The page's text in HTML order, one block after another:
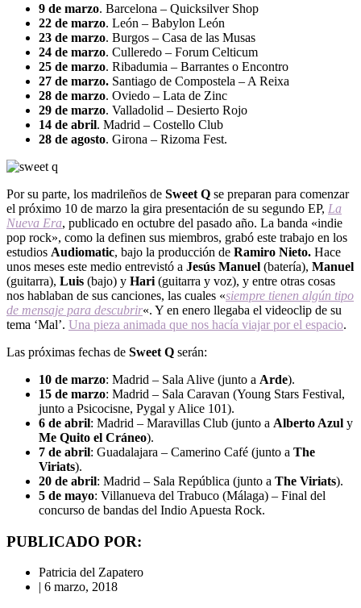
9 de marzo. Barcelona – Quicksilver Shop
22 de marzo. León – Babylon León
23 de marzo. Burgos – Casa de las Musas
24 de marzo. Culleredo – Forum Celticum
25 de marzo. Ribadumia – Barrantes o Encontro
27 de marzo. Santiago de Compostela – A Reixa
28 de marzo. Oviedo – Lata de Zinc
29 de marzo. Valladolid – Desierto Rojo
14 de abril. Madrid – Costello Club
28 de agosto. Girona – Rizoma Fest.
Por su parte, los madrileños de Sweet Q se preparan para comenzar
el próximo 10 de marzo la gira presentación de su segundo EP, La
Nueva Era, publicado en octubre del pasado año. La banda «indie
pop rock», como la definen sus miembros, grabó este trabajo en los
estudios Audiomatic, bajo la producción de Ramiro Nieto. Hace
unos meses este medio entrevistó a Jesús Manuel (batería), Manuel
(guitarra), Luis (bajo) y Hari (guitarra y voz), y entre otras cosas
nos hablaban de sus canciones, las cuales «siempre tienen algún tipo
de mensaje para descubrir«. Y en enero llegaba el videoclip de su
tema ‘Mal’. Una pieza animada que nos hacía viajar por el espacio.
Las próximas fechas de Sweet Q serán:
10 de marzo: Madrid – Sala Alive (junto a Arde).
15 de marzo: Madrid – Sala Caravan (Young Stars Festival,
junto a Psicocisne, Pygal y Alice 101).
6 de abril: Madrid – Maravillas Club (junto a Alberto Azul y
Me Quito el Cráneo).
7 de abril: Guadalajara – Camerino Café (junto a The
Viriats).
20 de abril: Madrid – Sala República (junto a The Viriats).
5 de mayo: Villanueva del Trabuco (Málaga) – Final del
concurso de bandas del Indio Apuesta Rock.
PUBLICADO POR:
Patricia del Zapatero
| 6 marzo, 2018